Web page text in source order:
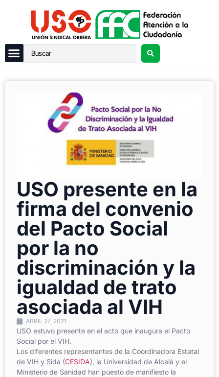
USO presente en la
firma del convenio
del Pacto Social
por la no
discriminación y la
igualdad de trato
asociada al VIH
ABRIL 27, 2021
USO estuvo presente en el acto que inaugura el Pacto
Social por el VIH.
Los diferentes representantes de la Coordinadora Estatal
de VIH y Sida (CESIDA), la Universidad de Alcalá y el
Ministerio de Sanidad han puesto de manifiesto la